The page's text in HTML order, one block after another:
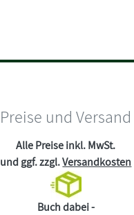
Preise und Versand
Alle Preise inkl. MwSt.
und ggf. zzgl.Versandkosten
Buch dabei -